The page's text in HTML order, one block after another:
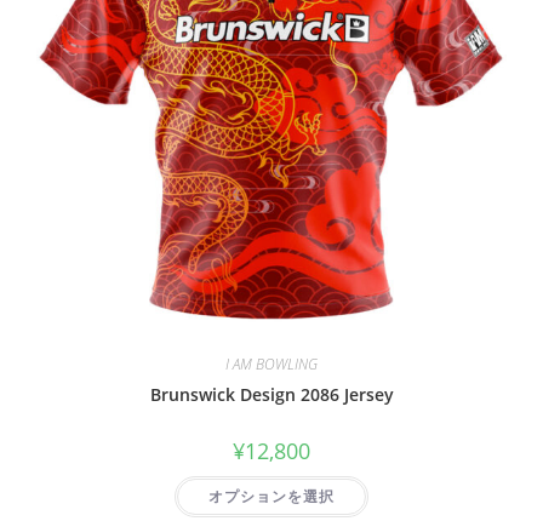
I AM BOWLING
Brunswick Design 2086 Jersey
¥12,800
オプションを選択